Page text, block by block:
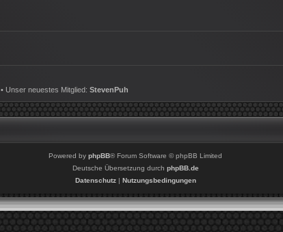
• Unser neuestes Mitglied: StevenPuh
Powered by phpBB® Forum Software © phpBB Limited
Deutsche Übersetzung durch phpBB.de
Datenschutz| Nutzungsbedingungen